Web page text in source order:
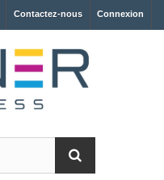
Connexion
Contactez-nous